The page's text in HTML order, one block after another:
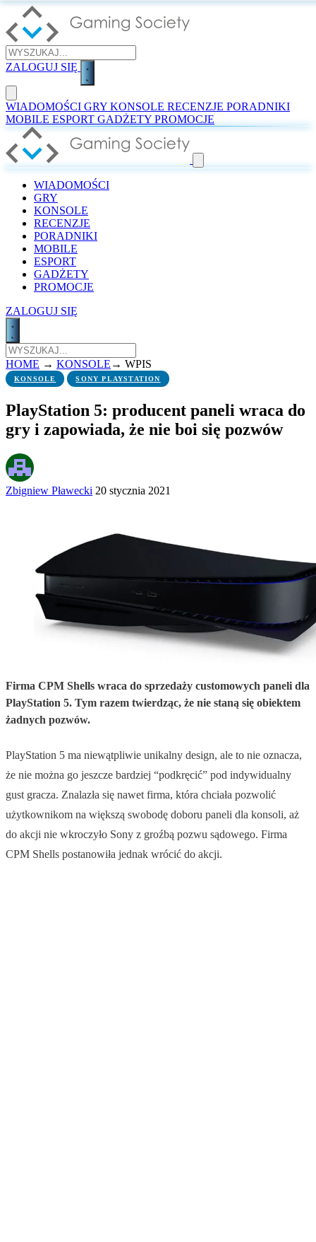
ZALOGUJ SIĘ
WIADOMOŚCI GRY KONSOLE RECENZJE PORADNIKI
MOBILE ESPORT GADŻETY PROMOCJE
WIADOMOŚCI
GRY
KONSOLE
RECENZJE
PORADNIKI
MOBILE
ESPORT
GADŻETY
PROMOCJE
ZALOGUJ SIĘ
HOME → KONSOLE → WPIS
KONSOLE SONY PLAYSTATION
PlayStation 5: producent paneli wraca do
gry i zapowiada, że nie boi się pozwów
Zbigniew Pławecki 20 stycznia 2021
Firma CPM Shells wraca do sprzedaży customowych paneli dla
PlayStation 5. Tym razem twierdząc, że nie staną się obiektem
żadnych pozwów.
PlayStation 5 ma niewątpliwie unikalny design, ale to nie oznacza,
że nie można go jeszcze bardziej “podkręcić” pod indywidualny
gust gracza. Znalazła się nawet firma, która chciała pozwolić
użytkownikom na większą swobodę doboru paneli dla konsoli, aż
do akcji nie wkroczyło Sony z groźbą pozwu sądowego. Firma
CPM Shells postanowiła jednak wrócić do akcji.